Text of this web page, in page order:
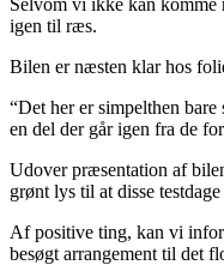
igen til ræs.
Bilen er næsten klar hos
“Det her er simpelthen
en del der går igen fra de
Udover præsentation af
grønt lys til at disse
Af positive ting, kan vi
besøgt arrangement til det